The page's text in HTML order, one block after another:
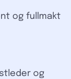
og fullmakt
og